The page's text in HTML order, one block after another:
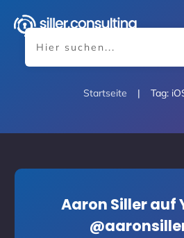
Startseite | Tag:
Aaron Siller auf